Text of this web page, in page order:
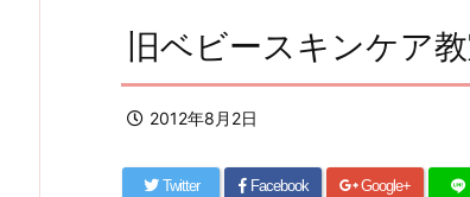
旧ベビースキンケア教
2012年8月2日
Twitter Facebook Google+